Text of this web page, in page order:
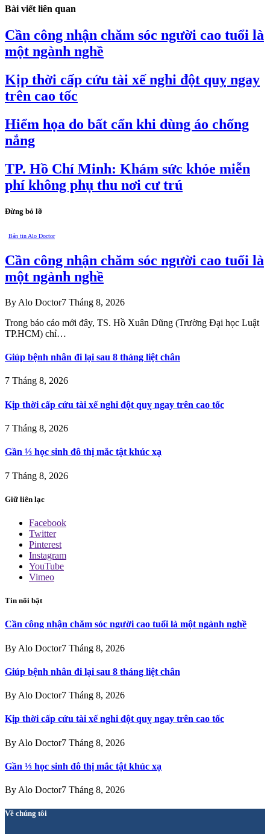
Bài viết liên quan
Cần công nhận chăm sóc người cao tuổi là
một ngành nghề
Kịp thời cấp cứu tài xế nghi đột quỵ ngay
trên cao tốc
Hiểm họa do bất cẩn khi dùng áo chống
nắng
TP. Hồ Chí Minh: Khám sức khỏe miễn
phí không phụ thu nơi cư trú
Đừng bỏ lỡ
Bản tin Alo Doctor
Cần công nhận chăm sóc người cao tuổi là
một ngành nghề
By Alo Doctor7 Tháng 8, 2026
Trong báo cáo mới đây, TS. Hồ Xuân Dũng (Trường Đại học Luật
TP.HCM) chỉ…
Giúp bệnh nhân đi lại sau 8 tháng liệt chân
7 Tháng 8, 2026
Kịp thời cấp cứu tài xế nghi đột quỵ ngay trên cao tốc
7 Tháng 8, 2026
Gần ⅓ học sinh đô thị mắc tật khúc xạ
7 Tháng 8, 2026
Giữ liên lạc
Facebook
Twitter
Pinterest
Instagram
YouTube
Vimeo
Tin nổi bật
Cần công nhận chăm sóc người cao tuổi là một ngành nghề
By Alo Doctor7 Tháng 8, 2026
Giúp bệnh nhân đi lại sau 8 tháng liệt chân
By Alo Doctor7 Tháng 8, 2026
Kịp thời cấp cứu tài xế nghi đột quỵ ngay trên cao tốc
By Alo Doctor7 Tháng 8, 2026
Gần ⅓ học sinh đô thị mắc tật khúc xạ
By Alo Doctor7 Tháng 8, 2026
Về chúng tôi